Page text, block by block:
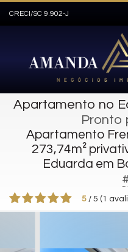
CRECI/SC 9.902-J
Apartamento no
Pronto
Apartamento
273,74m²
Eduarda em
5 / 5 ( 1